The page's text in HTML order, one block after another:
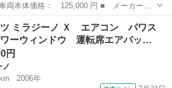
： タント ■ グレード名： Ｘ ＳＡＩ
ア レーダーブレーキサポート タイミン
ツ ミラジーノ Ｘ エアコン パワス
ーウィンドウ 運転席エアバッ…
円
ノ
2006年